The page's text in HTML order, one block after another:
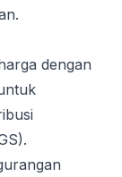
dengan